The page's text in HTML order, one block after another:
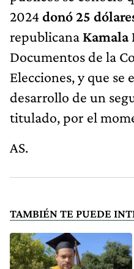
2024donó 25
republicana Kamala
Documentos de la
Elecciones, y que se
desarrollo de un
titulado, por el
AS.
TAMBIÉN TE PUEDE